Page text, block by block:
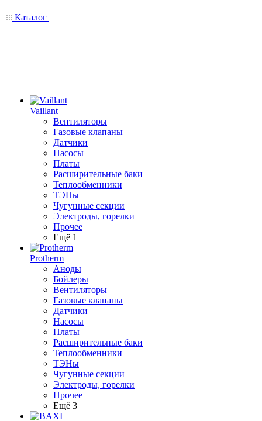
Каталог
Vaillant
Вентиляторы
Газовые клапаны
Датчики
Насосы
Платы
Расширительные баки
Теплообменники
ТЭНы
Чугунные секции
Электроды, горелки
Прочее
Ещё 1
Protherm
Аноды
Бойлеры
Вентиляторы
Газовые клапаны
Датчики
Насосы
Платы
Расширительные баки
Теплообменники
ТЭНы
Чугунные секции
Электроды, горелки
Прочее
Ещё 3